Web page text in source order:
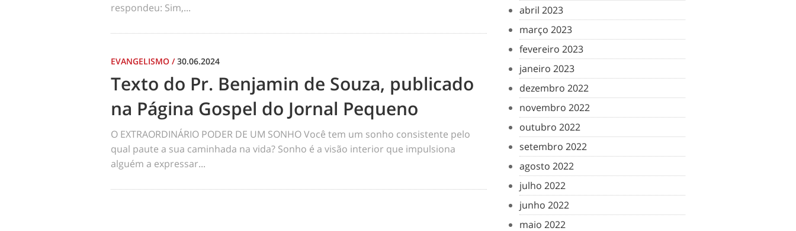
respondeu: Sim,...
EVANGELISMO /30.06.2024
Texto do Pr. Benjamin de Souza, publicado
na Página Gospel do Jornal Pequeno
O EXTRAORDINÁRIO PODER DE UM SONHO Você tem um sonho consistente pelo
qual paute a sua caminhada na vida? Sonho é a visão interior que impulsiona
alguém a expressar...
abril 2023
março 2023
fevereiro 2023
janeiro 2023
dezembro 2022
novembro 2022
outubro 2022
setembro 2022
agosto 2022
julho 2022
junho 2022
maio 2022